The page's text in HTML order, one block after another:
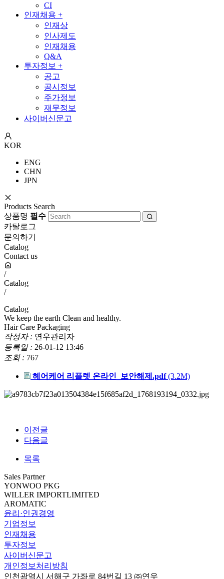
CI
인재채용 +
인재상
인사제도
인재채용
Q&A
투자정보 +
공고
공시정보
주가정보
재무정보
사이버신문고
KOR
ENG
CHN
JPN
Products Search
상품명 필수
카탈로그
문의하기
Catalog
Contact us
/
Catalog
/
Catalog
We keep the earth Clean and healthy.
Hair Care Packaging
작성자 : 연우관리자
등록일 : 26-01-12 13:46
조회 : 767
헤어케어 리플렛 온라인_보안해제.pdf(3.2M)
이전글
다음글
목록
Sales Partner
YONWOO PKG
WILLER IMPORTLIMITED
AROMATIC
윤리·인권경영
기업정보
인재채용
투자정보
사이버신문고
개인정보처리방침
인천광역시 서해구 가좌로 84번길 13 ㈜연우